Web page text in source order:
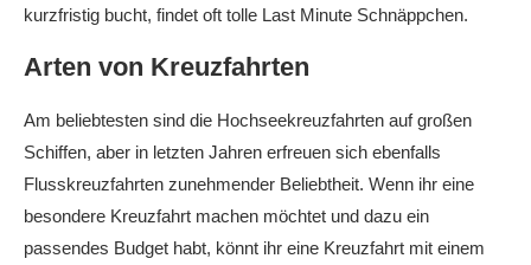
kurzfristig bucht, findet oft tolle Last Minute Schnäppchen.
Arten von Kreuzfahrten
Am beliebtesten sind die Hochseekreuzfahrten auf großen
Schiffen, aber in letzten Jahren erfreuen sich ebenfalls
Flusskreuzfahrten zunehmender Beliebtheit. Wenn ihr eine
besondere Kreuzfahrt machen möchtet und dazu ein
passendes Budget habt, könnt ihr eine Kreuzfahrt mit einem